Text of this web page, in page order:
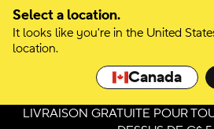
Select a location.
It looks like you're in the United
location.
Canada
Passer à la sélection de couleurs
Passer aux détails du produit
LIVRAISON GRATUITE POUR